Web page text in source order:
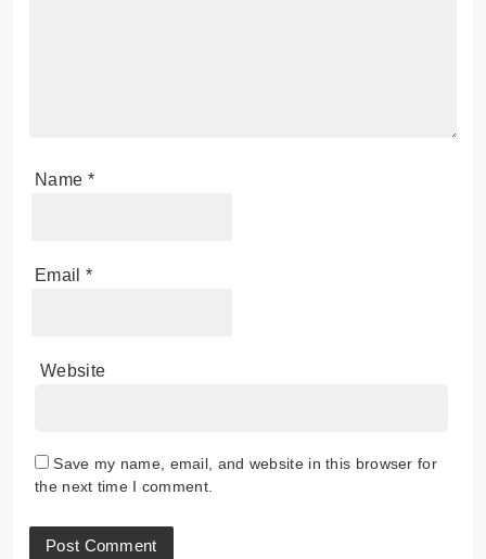
Name *
Email *
Website
Save my name, email, and website in this browser for
the next time I comment.